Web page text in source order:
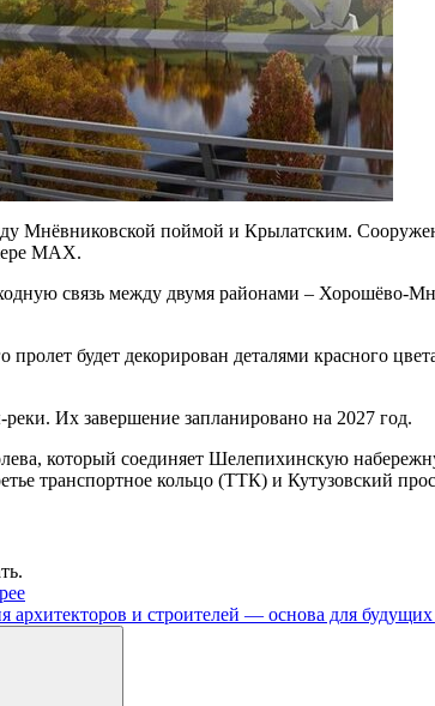
Мнёвниковской поймой и Крылатским.
MAX.
связь между двумя районами –
будет декорирован деталями красного
Их завершение запланировано на 2027 год.
который соединяет Шелепихинскую
транспортное кольцо (ТТК) и Кутузовский
и строителей — основа для